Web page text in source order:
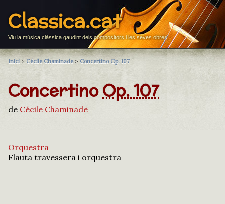
Classica.cat
Viu la música clàssica gaudint dels compositors i les seves obres
Inici > Cécile Chaminade> Concertino Op. 107
ConcertinoOp. 107
de Cécile Chaminade
Orquestra
Flauta travessera i orquestra